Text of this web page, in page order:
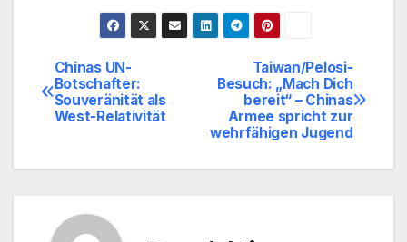
BeitragsnavigationTaiwan/Pelosi-
Besuch: „Mach Dich
bereit“ – Chinas
Armee spricht zur
wehrfähigen Jugend
Chinas UN-
Botschafter:
Souveränität als
West-Relativität